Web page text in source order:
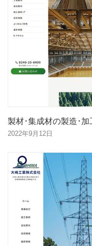
製材･集成材の製造･
2022年9月12日